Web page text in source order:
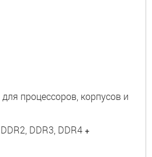
процессоров, корпусов и
DDR3, DDR4 +